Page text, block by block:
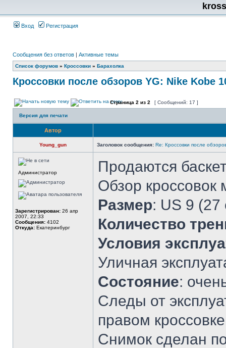
Вход Регистрация
Сообщения без ответов | Активные темы
Список форумов » Кроссовки » Барахолка
Кроссовки после обзоров YG: Nike Kobe
Страница 2 из 2 [ Сообщений: 17 ]
Версия для печати
Автор
Young_gun Заголовок сообщения: Re: Кроссовки после
Администратор
Зарегистрирован: 26 апр
2007, 22:33
Сообщения: 4102
Откуда: Екатеринбург
Продаются
Обзор
Размер: US 9 (27
Количество
Условия
Уличная
Состояние:
Следы от
правом кроссовке
Снимок сделан